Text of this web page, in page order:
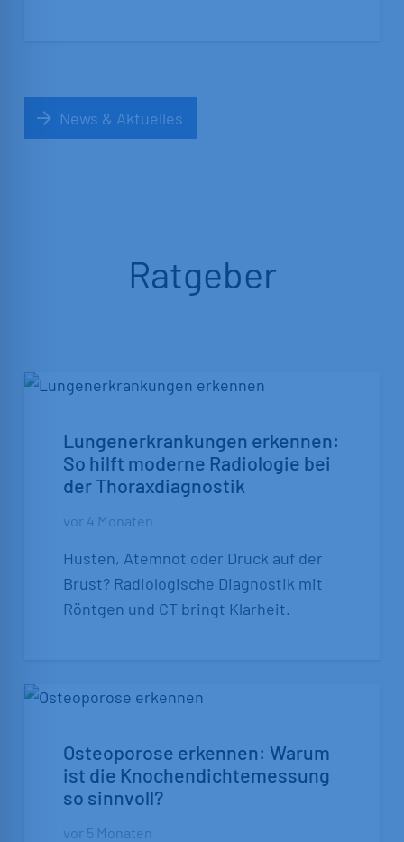
News & Aktuelles
Ratgeber
Lungenerkrankungen erkennen:
So hilft moderne Radiologie bei
der Thoraxdiagnostik
vor 4 Monaten
Husten, Atemnot oder Druck auf der
Brust? Radiologische Diagnostik mit
Röntgen und CT bringt Klarheit.
Osteoporose erkennen: Warum
ist die Knochendichtemessung
so sinnvoll?
vor 5 Monaten